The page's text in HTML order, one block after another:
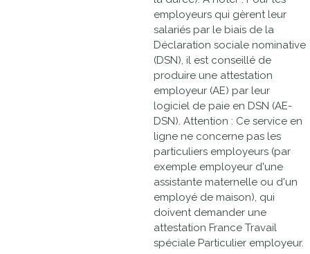
employeurs qui gèrent leur
salariés par le biais de la
Déclaration sociale nominative
(DSN), il est conseillé de
produire une attestation
employeur (AE) par leur
logiciel de paie en DSN (AE-
DSN). Attention : Ce service en
ligne ne concerne pas les
particuliers employeurs (par
exemple employeur d'une
assistante maternelle ou d'un
employé de maison), qui
doivent demander une
attestation France Travail
spéciale Particulier employeur.